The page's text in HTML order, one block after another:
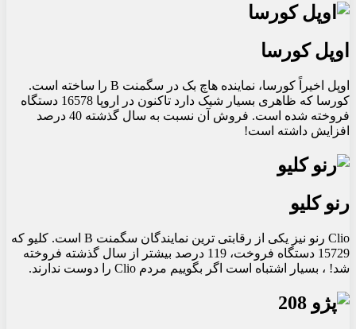
اوپل کورسا
اوپل اخیراً کورسا، نماینده هاچ بک در سگمنت B را ساخته است.
کورسا که ظاهری بسیار شیک دارد تاکنون در اروپا 16578 دستگاه
فروخته شده است. فروش آن نسبت به سال گذشته 40 درصد
افزایش داشته است!
رنو کلیو
Clio رنو نیز یکی از رقابتی ترین نمایندگان سگمنت B است. کلیو که
15729 دستگاه فروخت، 119 درصد بیشتر از سال گذشته فروخته
شد! ، بسیار اشتباه است اگر بگوییم مردم Clio را دوست ندارند.